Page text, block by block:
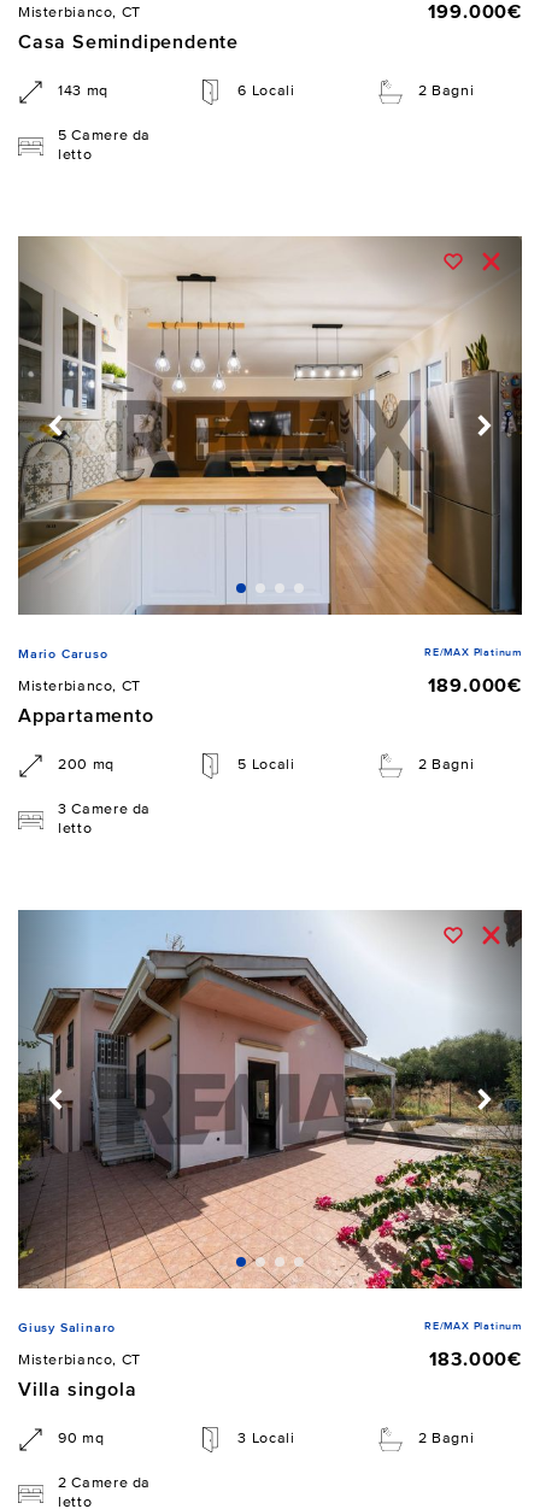
Misterbianco, CT
199.000€
Casa Semindipendente
143 mq 6 Locali 2 Bagni
5 Camere da
letto
Mario Caruso RE/MAX Platinum
Misterbianco, CT
189.000€
Appartamento
200 mq 5 Locali 2 Bagni
3 Camere da
letto
Giusy Salinaro RE/MAX Platinum
Misterbianco, CT
183.000€
Villa singola
90 mq 3 Locali 2 Bagni
2 Camere da
letto